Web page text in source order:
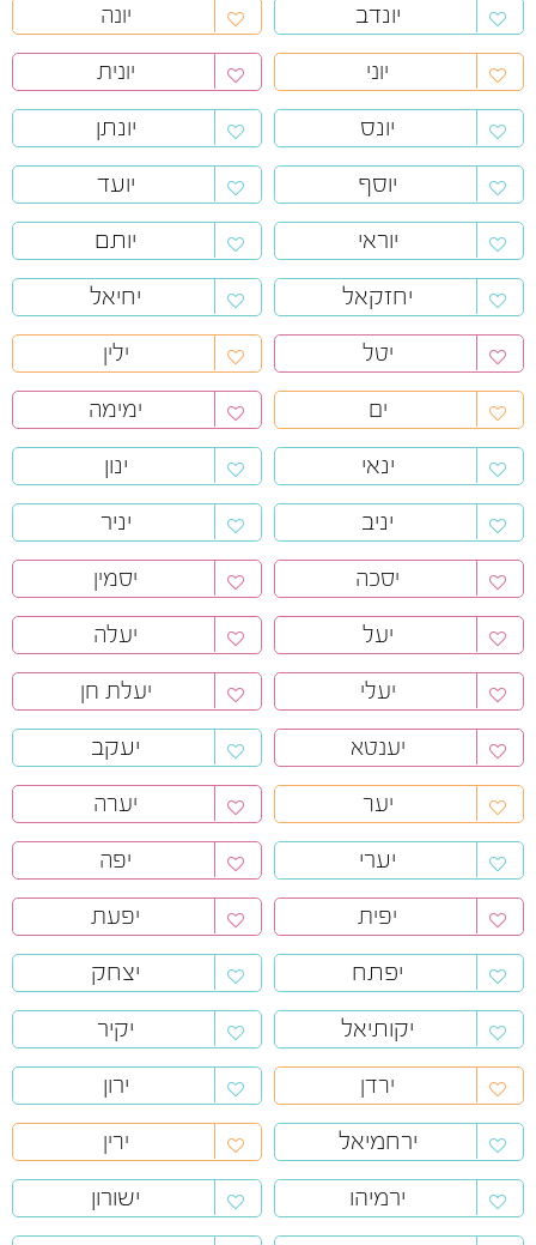
יונדב יונה
יוני יונית
יונס יונתן
יוסף יועד
יוראי יותם
יחזקאל יחיאל
יטל ילין
ים ימימה
ינאי ינון
יניב יניר
יסכה יסמין
יעל יעלה
יעלי יעלת חן
יענטא יעקב
יער יערה
יערי יפה
יפית יפעת
יפתח יצחק
יקותיאל יקיר
ירדן ירון
ירחמיאל ירין
ירמיהו ישורון